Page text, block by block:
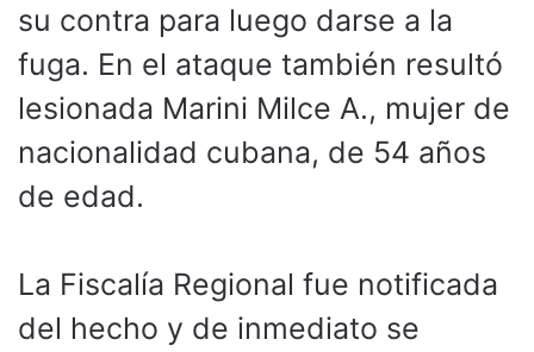
su contra para luego darse a la
fuga. En el ataque también resultó
lesionada Marini Milce A., mujer de
nacionalidad cubana, de 54 años
de edad.
La Fiscalía Regional fue notificada
del hecho y de inmediato se